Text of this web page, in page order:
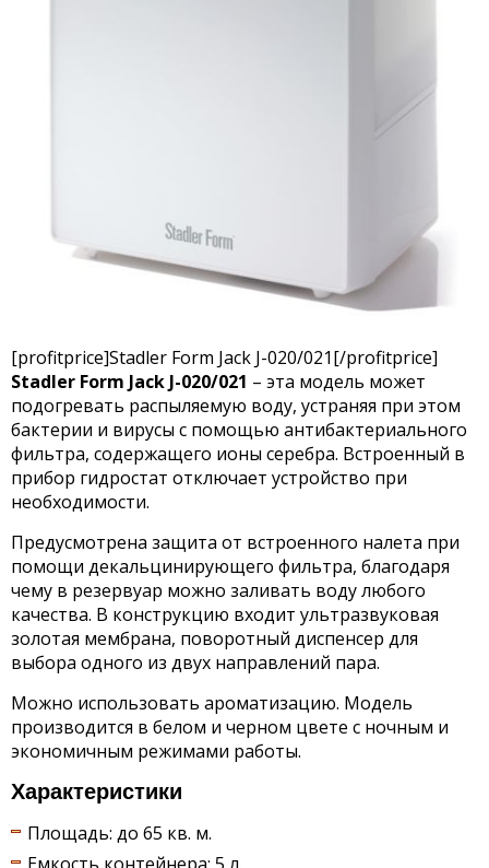
[profitprice]Stadler Form Jack J-020/021[/profitprice]
Stadler Form Jack J-020/021 – эта модель может
подогревать распыляемую воду, устраняя при этом
бактерии и вирусы с помощью антибактериального
фильтра, содержащего ионы серебра. Встроенный в
прибор гидростат отключает устройство при
необходимости.
Предусмотрена защита от встроенного налета при
помощи декальцинирующего фильтра, благодаря
чему в резервуар можно заливать воду любого
качества. В конструкцию входит ультразвуковая
золотая мембрана, поворотный диспенсер для
выбора одного из двух направлений пара.
Можно использовать ароматизацию. Модель
производится в белом и черном цвете с ночным и
экономичным режимами работы.
Характеристики
Площадь: до 65 кв. м.